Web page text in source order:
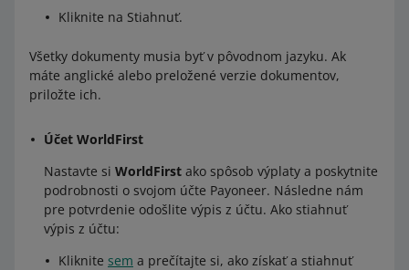
Kliknite na Stiahnuť.
Všetky dokumenty musia byť v pôvodnom jazyku. Ak
máte anglické alebo preložené verzie dokumentov,
priložte ich.
Účet WorldFirst
Nastavte si WorldFirst ako spôsob výplaty a poskytnite
podrobnosti o svojom účte Payoneer. Následne nám
pre potvrdenie odošlite výpis z účtu. Ako stiahnuť
výpis z účtu:
Kliknite sem a prečítajte si, ako získať a stiahnuť